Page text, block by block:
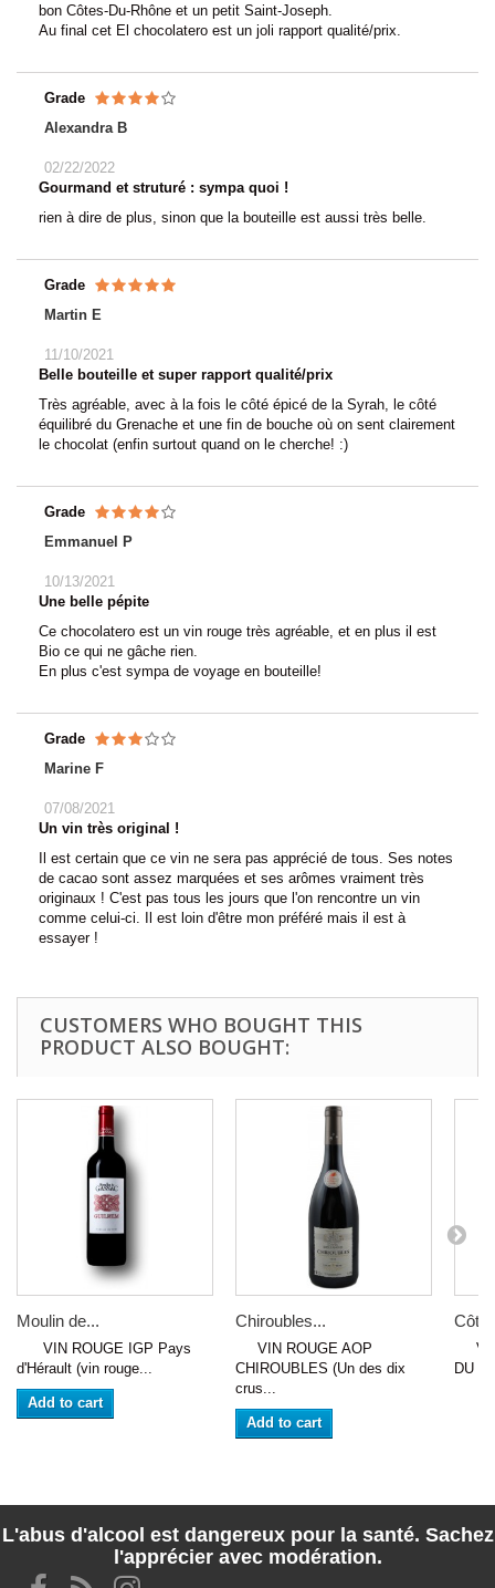
bon Côtes-Du-Rhône et un petit Saint-Joseph.
Au final cet El chocolatero est un joli rapport qualité/prix.
Grade
Alexandra B
02/22/2022
Gourmand et struturé : sympa quoi !
rien à dire de plus, sinon que la bouteille est aussi très belle.
Grade
Martin E
11/10/2021
Belle bouteille et super rapport qualité/prix
Très agréable, avec à la fois le côté épicé de la Syrah, le côté
équilibré du Grenache et une fin de bouche où on sent clairement
le chocolat (enfin surtout quand on le cherche! :)
Grade
Emmanuel P
10/13/2021
Une belle pépite
Ce chocolatero est un vin rouge très agréable, et en plus il est
Bio ce qui ne gâche rien.
En plus c'est sympa de voyage en bouteille!
Grade
Marine F
07/08/2021
Un vin très original !
Il est certain que ce vin ne sera pas apprécié de tous. Ses notes
de cacao sont assez marquées et ses arômes vraiment très
originaux ! C'est pas tous les jours que l'on rencontre un vin
comme celui-ci. Il est loin d'être mon préféré mais il est à
essayer !
CUSTOMERS WHO BOUGHT THIS
PRODUCT ALSO BOUGHT:
Moulin de...
VIN ROUGE IGP Pays
d'Hérault (vin rouge...
Add to cart
Chiroubles...
VIN ROUGE AOP
CHIROUBLES (Un des dix
crus...
Add to cart
VIN
DU
L'abus d'alcool est dangereux pour la santé. Sachez
l'apprécier avec modération.